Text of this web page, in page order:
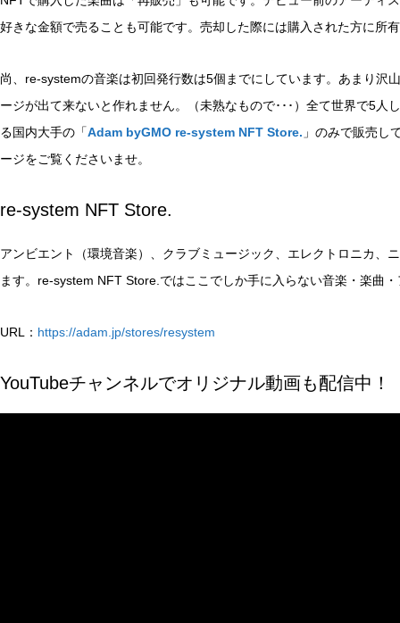
好きな金額で売ることも可能です。売却した際には購入された方に所
尚、re-systemの音楽は初回発行数は5個までにしています。あまり沢
ージが出て来ないと作れません。（未熟なもので･･･）全て世界で5
る国内大手の「Adam byGMO re-system NFT Store. 」のみで販売し
ージをご覧くださいませ。
re-system NFT Store.
アンビエント（環境音楽）、クラブミュージック、エレクトロニカ、
ます。re-system NFT Store.ではここでしか手に入らない音楽・楽曲
URL： https://adam.jp/stores/resystem
YouTubeチャンネルでオリジナル動画も配信中！